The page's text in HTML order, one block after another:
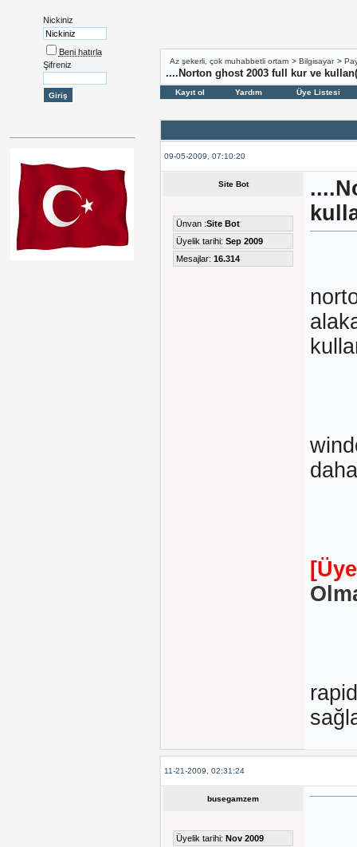
Nickiniz
Beni hatırla
Şifreniz
Az şekerli, çok muhabbetli ortam > Bilgisayar >
....Norton ghost 2003 full kur ve
Kayıt ol Yardım Üye Listesi
09-05-2009, 07:10:20
Site Bot
Ünvan :Site Bot
Üyelik tarihi: Sep 2009
Mesajlar: 16.314
11-21-2009, 02:31:24
busegamzem
Üyelik tarihi: Nov 2009